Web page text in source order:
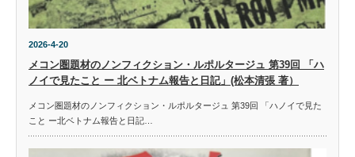
2026-4-20
メコン圏題材のノンフィクション・ルポルタージュ 第39回 「ハ
ノイで見たこと ー 北ベトナム報告と日記」(松本清張 著）
メコン圏題材のノンフィクション・ルポルタージュ 第39回 「ハノイで見た
こと ー北ベトナム報告と日記…